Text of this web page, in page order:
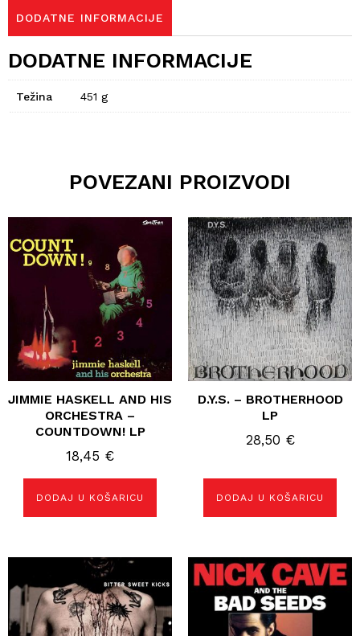
DODATNE INFORMACIJE
DODATNE INFORMACIJE
Težina 451 g
POVEZANI PROIZVODI
JIMMIE HASKELL AND HIS
ORCHESTRA –
COUNTDOWN! LP
18,45 €
DODAJ U KOŠARICU
D.Y.S. – BROTHERHOOD
LP
28,50 €
DODAJ U KOŠARICU